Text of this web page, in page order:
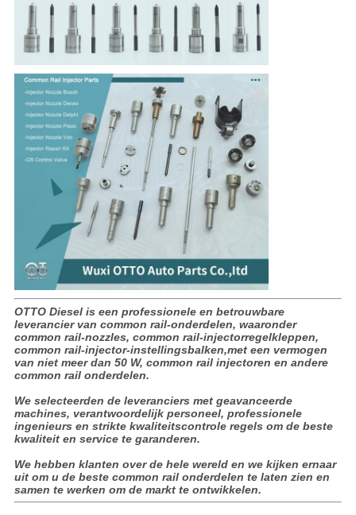
OTTO Diesel is een professionele en betrouwbare
leverancier van common rail-onderdelen, waaronder
common rail-nozzles, common rail-injectorregelkleppen,
common rail-injector-instellingsbalken,met een vermogen
van niet meer dan 50 W, common rail injectoren en andere
common rail onderdelen.
We selecteerden de leveranciers met geavanceerde
machines, verantwoordelijk personeel, professionele
ingenieurs en strikte kwaliteitscontrole regels om de beste
kwaliteit en service te garanderen.
We hebben klanten over de hele wereld en we kijken ernaar
uit om u de beste common rail onderdelen te laten zien en
samen te werken om de markt te ontwikkelen.